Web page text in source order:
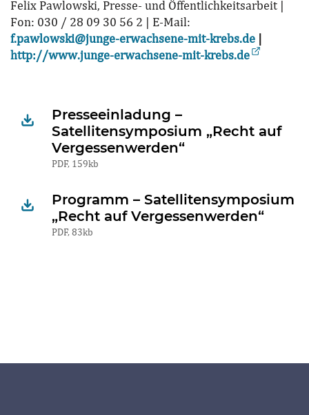
Felix Pawlowski, Presse- und Öffentlichkeitsarbeit |
Fon: 030 / 28 09 30 56 2 | E-Mail:
f.pawlowski@junge-erwachsene-mit-krebs.de
http://www.junge-erwachsene-mit-krebs.de
Presseeinladung –
Satellitensymposium „Recht auf
Vergessenwerden“
PDF, 159kb
Programm – Satellitensymposium
„Recht auf Vergessenwerden“
PDF, 83kb